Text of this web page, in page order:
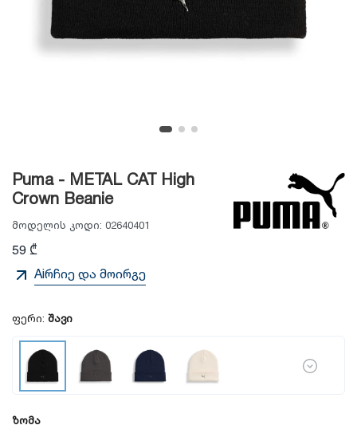
Puma - METAL CAT High
Crown Beanie
მოდელის კოდი: 02640401
59 ₾
Aiრჩიე და მოირგე
ფერი: შავი
ზომა